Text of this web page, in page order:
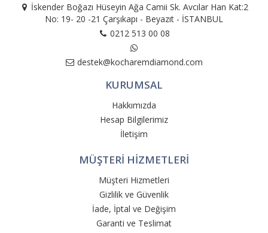
İskender Boğazı Hüseyin Ağa Camii Sk. Avcılar Han Kat:2
No: 19- 20 -21 Çarşıkapı - Beyazıt - İSTANBUL
0212 513 00 08
destek@kocharemdiamond.com
KURUMSAL
Hakkımızda
Hesap Bilgilerimiz
İletişim
MÜŞTERİ HİZMETLERİ
Müşteri Hizmetleri
Gizlilik ve Güvenlik
İade, İptal ve Değişim
Garanti ve Teslimat